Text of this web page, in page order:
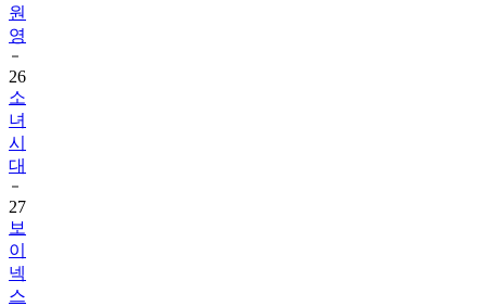
원
영
26
소
녀
시
대
27
보
이
넥
스